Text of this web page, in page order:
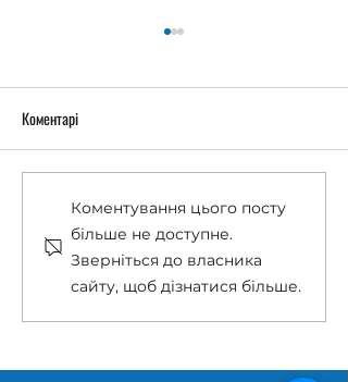
Останній дзвоник 2026
Коментарі
Коментування цього посту
більше не доступне.
Зверніться до власника
сайту, щоб дізнатися більше.